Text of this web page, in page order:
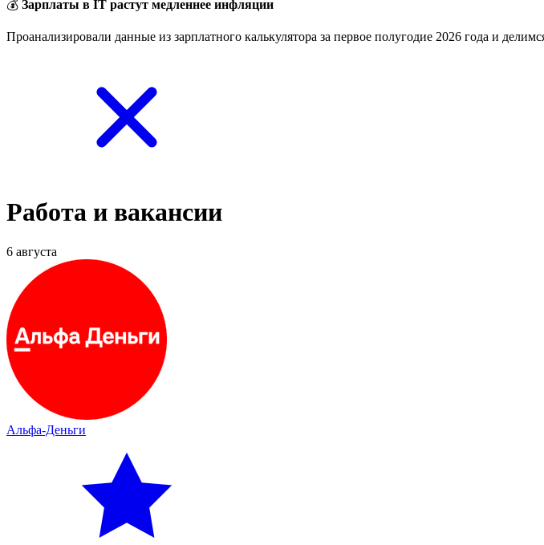
💰 Зарплаты в IT растут медленнее инфляции
Проанализировали данные из зарплатного калькулятора за первое полугодие 2026 года и
Работа и вакансии
6 августа
Альфа-Деньги